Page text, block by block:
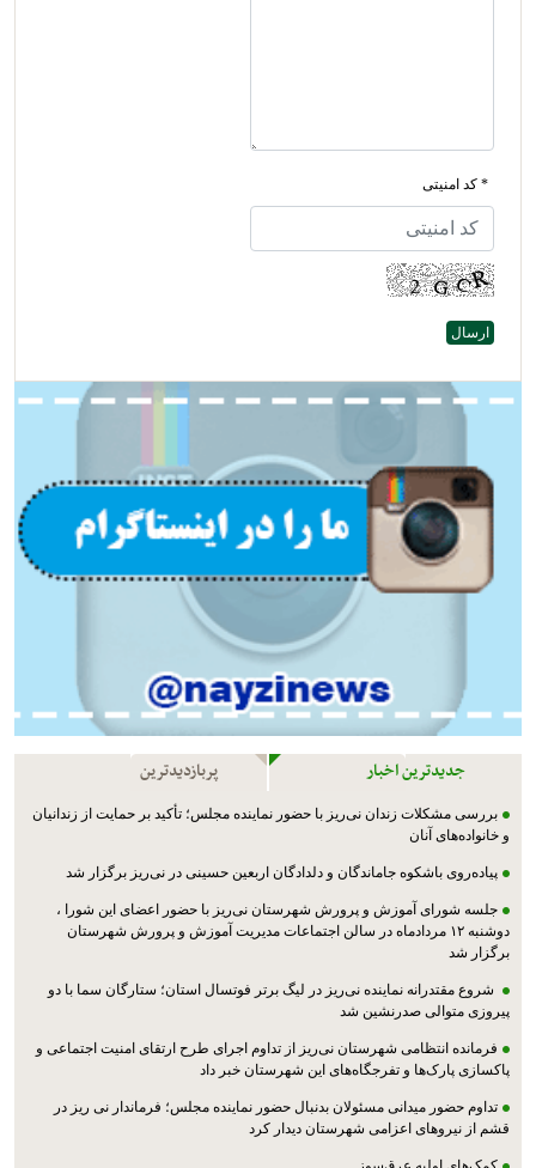
* کد امنیتی
جدیدترین اخبار پربازدیدترین
بررسی مشکلات زندان نی‌ریز با حضور نماینده مجلس؛ تأکید بر حمایت از زندانیان
و خانواده‌های آنان
پیاده‌روی باشکوه جاماندگان و دلدادگان اربعین حسینی در نی‌ریز برگزار شد
جلسه شورای آموزش و پرورش شهرستان نی‌ریز با حضور اعضای این شورا ،
دوشنبه ۱۲ مردادماه در سالن اجتماعات مدیریت آموزش و پرورش شهرستان
برگزار شد
شروع مقتدرانه نماینده نی‌ریز در لیگ برتر فوتسال استان؛ ستارگان سما با دو
پیروزی متوالی صدرنشین شد
فرمانده انتظامی شهرستان نی‌ریز از تداوم اجرای طرح ارتقای امنیت اجتماعی و
پاکسازی پارک‌ها و تفرجگاه‌های این شهرستان خبر داد
تداوم حضور میدانی مسئولان بدنبال حضور نماینده مجلس؛ فرماندار نی ریز در
قشم از نیروهای اعزامی شهرستان دیدار کرد